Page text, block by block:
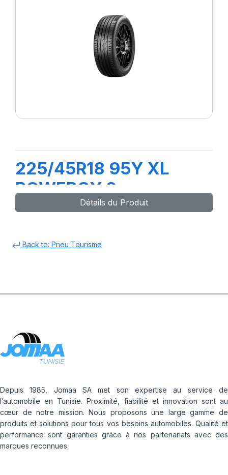
225/45R18 95Y XL
POWERGY 2
Détails du Produit
Back to: Pneu Tourisme
Depuis 1985, Jomaa SA met son expertise au service de
l’automobile en Tunisie. Proximité, fiabilité et innovation sont au
cœur de notre mission. Nous proposons une large gamme de
produits et solutions pour tous vos besoins automobiles. Qualité et
performance sont garanties grâce à nos partenariats avec des
marques reconnues.